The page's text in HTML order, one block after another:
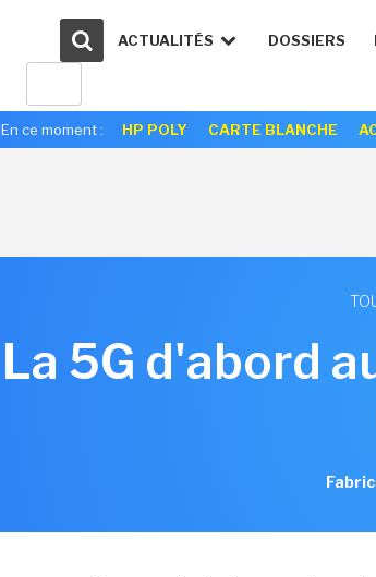
ACTUALITÉS DOSSIERS
En ce moment : HP POLY CARTE BLANCHE
La 5G d'abord